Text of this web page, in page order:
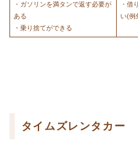
・ガソリンを満タンで返す必要が
ある
・乗り捨てができる
・借
い(例
タイムズレンタカー